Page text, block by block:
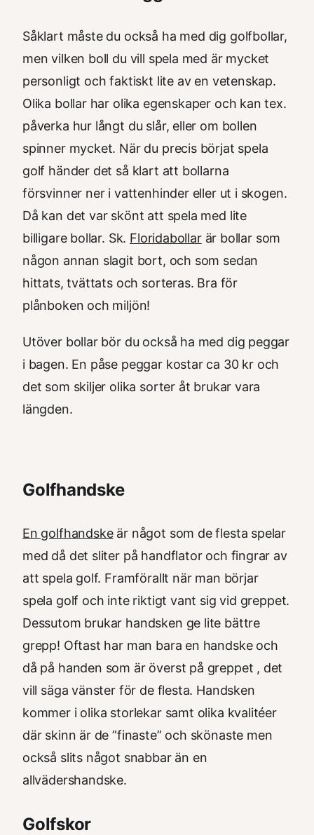
Såklart måste du också ha med dig golfbollar,
men vilken boll du vill spela med är mycket
personligt och faktiskt lite av en vetenskap.
Olika bollar har olika egenskaper och kan tex.
påverka hur långt du slår, eller om bollen
spinner mycket. När du precis börjat spela
golf händer det så klart att bollarna
försvinner ner i vattenhinder eller ut i skogen.
Då kan det var skönt att spela med lite
billigare bollar. Sk. Floridabollarär bollar som
någon annan slagit bort, och som sedan
hittats, tvättats och sorteras. Bra för
plånboken och miljön!
Utöver bollar bör du också ha med dig peggar
i bagen. En påse peggar kostar ca 30 kr och
det som skiljer olika sorter åt brukar vara
längden.
Golfhandske
En golfhandskeär något som de flesta spelar
med då det sliter på handflator och fingrar av
att spela golf. Framförallt när man börjar
spela golf och inte riktigt vant sig vid greppet.
Dessutom brukar handsken ge lite bättre
grepp! Oftast har man bara en handske och
då på handen som är överst på greppet , det
vill säga vänster för de flesta. Handsken
kommer i olika storlekar samt olika kvalitéer
där skinn är de ”finaste” och skönaste men
också slits något snabbar än en
allvädershandske.
Golfskor